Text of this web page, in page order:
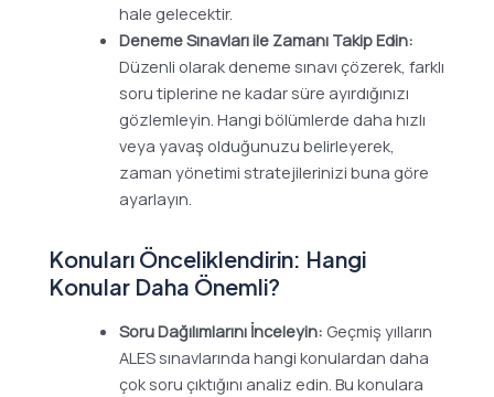
hale gelecektir.
Deneme Sınavları ile Zamanı Takip Edin:
Düzenli olarak deneme sınavı çözerek, farklı
soru tiplerine ne kadar süre ayırdığınızı
gözlemleyin. Hangi bölümlerde daha hızlı
veya yavaş olduğunuzu belirleyerek,
zaman yönetimi stratejilerinizi buna göre
ayarlayın.
Konuları Önceliklendirin: Hangi
Konular Daha Önemli?
Soru Dağılımlarını İnceleyin: Geçmiş yılların
ALES sınavlarında hangi konulardan daha
çok soru çıktığını analiz edin. Bu konulara